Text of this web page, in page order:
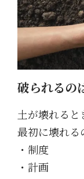
破られるの
土が壊れると
最初に壊れる
・制度
・計画